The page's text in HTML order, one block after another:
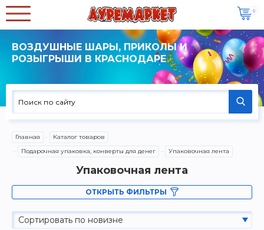
0
ВОЗДУШНЫЕ ШАРЫ, ПРИКОЛЫ И
РОЗЫГРЫШИ В КРАСНОДАРЕ
Главная
Каталог товаров
Подарочная упаковка, конверты для денег
Упаковочная лента
Упаковочная лента
ОТКРЫТЬ ФИЛЬТРЫ
Сортировать по новизне